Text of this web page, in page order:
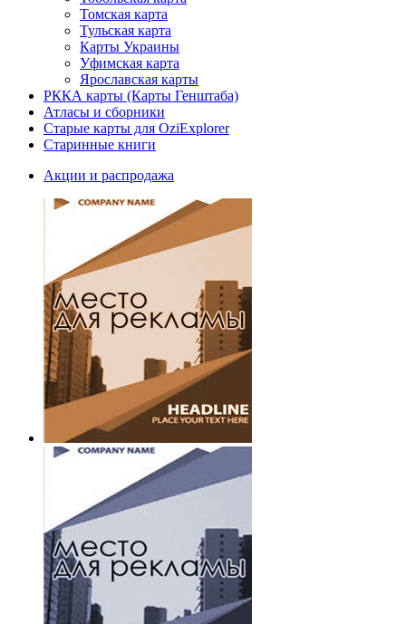
Томская карта
Тульская карта
Карты Украины
Уфимская карта
Ярославская карты
РККА карты (Карты Генштаба)
Атласы и сборники
Старые карты для OziExplorer
Старинные книги
Акции и распродажа